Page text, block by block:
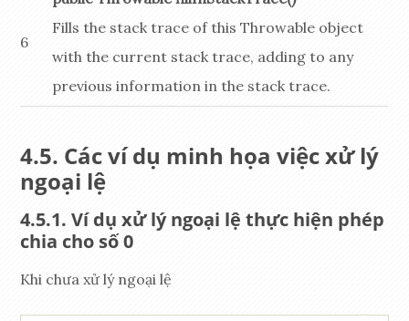
6
Fills the stack trace of this Throwable object
with the current stack trace, adding to any
previous information in the stack trace.
Các ví dụ minh họa việc xử lý
ngoại lệ
Ví dụ xử lý ngoại lệ thực hiện phép
chia cho số 0
Khi chưa xử lý ngoại lệ